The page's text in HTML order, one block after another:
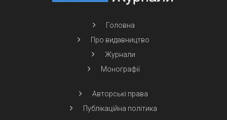
Головна
Про видавництво
Журнали
Монографії
Авторські права
Публікаційна політика